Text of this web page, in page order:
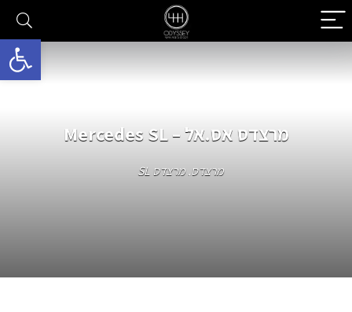
פתח
מרצדס אס.אל – Mercedes SL
מרצדס,מרצדס SL